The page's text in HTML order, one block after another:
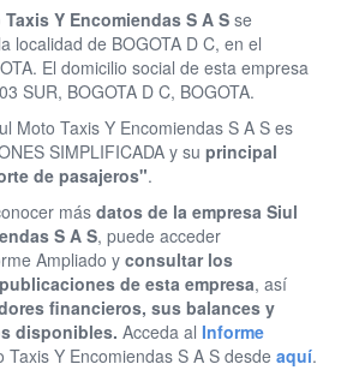
Y Encomiendas S A S se
localidad de BOGOTA D C, en el
El domicilio social de esta empresa
SUR, BOGOTA D C, BOGOTA.
Moto Taxis Y Encomiendas S A S es
SIMPLIFICADA y su principal
de pasajeros".
más datos de la empresa Siul
S A S, puede acceder
Ampliado y consultar los
de esta empresa, así
financieros, sus balances y
disponibles. Acceda al Informe
Taxis Y Encomiendas S A S desde aquí.